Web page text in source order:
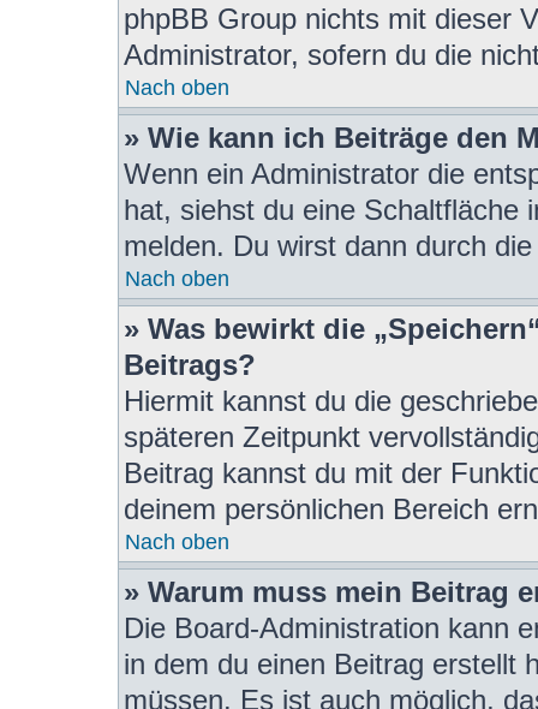
phpBB Group nichts mit dieser
Administrator, sofern du die
Nach oben
» Wie kann ich Beiträge den
Wenn ein Administrator die
hat, siehst du eine Schaltfläche
melden. Du wirst dann durch
Nach oben
» Was bewirkt die
Beitrags?
Hiermit kannst du die
späteren Zeitpunkt
Beitrag kannst du mit der
deinem persönlichen Bereich
Nach oben
» Warum muss mein Beitrag
Die Board-Administration kann
in dem du einen Beitrag erstellt
müssen. Es ist auch möglich,